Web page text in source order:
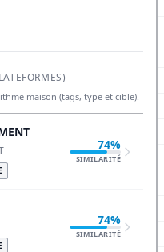
maison (tags, type et cible).
74%
SIMILARITÉ
74%
SIMILARITÉ